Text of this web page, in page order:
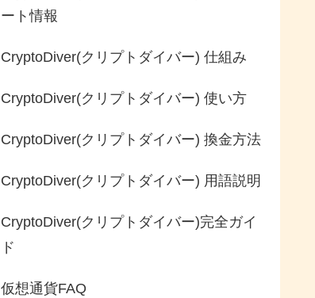
ート情報
CryptoDiver(クリプトダイバー) 仕組み
CryptoDiver(クリプトダイバー) 使い方
CryptoDiver(クリプトダイバー) 換金方法
CryptoDiver(クリプトダイバー) 用語説明
CryptoDiver(クリプトダイバー)完全ガイ
ド
仮想通貨FAQ